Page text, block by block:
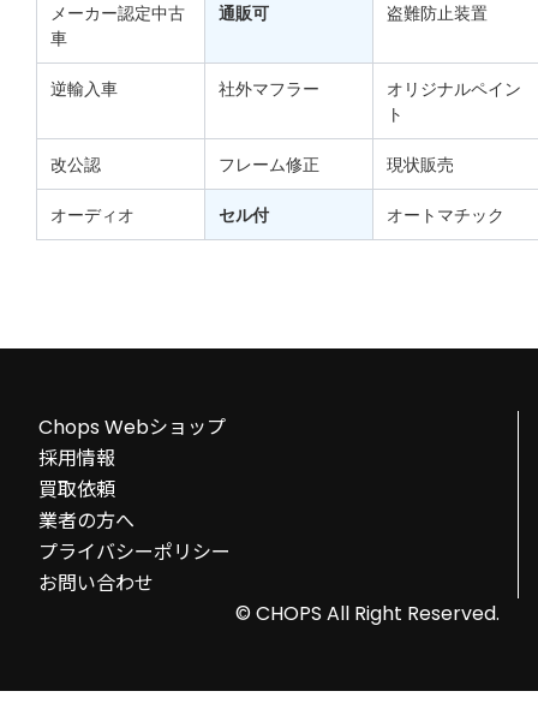
メーカー認定中古
車
通販可 盗難防止装置
逆輸入車 社外マフラー
オリジナルペイン
ト
改公認 フレーム修正 現状販売
オーディオ セル付 オートマチック
Chops Webショップ
採用情報
買取依頼
業者の方へ
プライバシーポリシー
お問い合わせ
© CHOPS All Right Reserved.